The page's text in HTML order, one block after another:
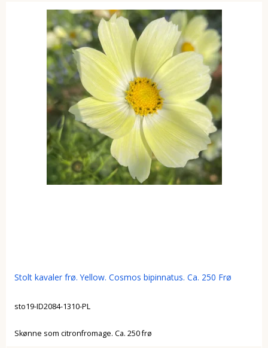
Stolt kavaler frø. Yellow. Cosmos bipinnatus. Ca. 250 Frø
sto19-ID2084-1310-PL
Skønne som citronfromage. Ca. 250 frø